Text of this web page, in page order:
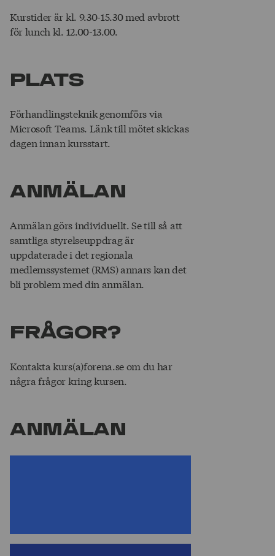
Kurstider är kl. 9.30-15.30 med avbrott
för lunch kl. 12.00-13.00.
PLATS
Förhandlingsteknik genomförs via
Microsoft Teams. Länk till mötet skickas
dagen innan kursstart.
ANMÄLAN
Anmälan görs individuellt. Se till så att
samtliga styrelseuppdrag är
uppdaterade i det regionala
medlemssystemet (RMS) annars kan det
bli problem med din anmälan.
FRÅGOR?
Kontakta kurs(a)forena.se om du har
några frågor kring kursen.
Anmälan